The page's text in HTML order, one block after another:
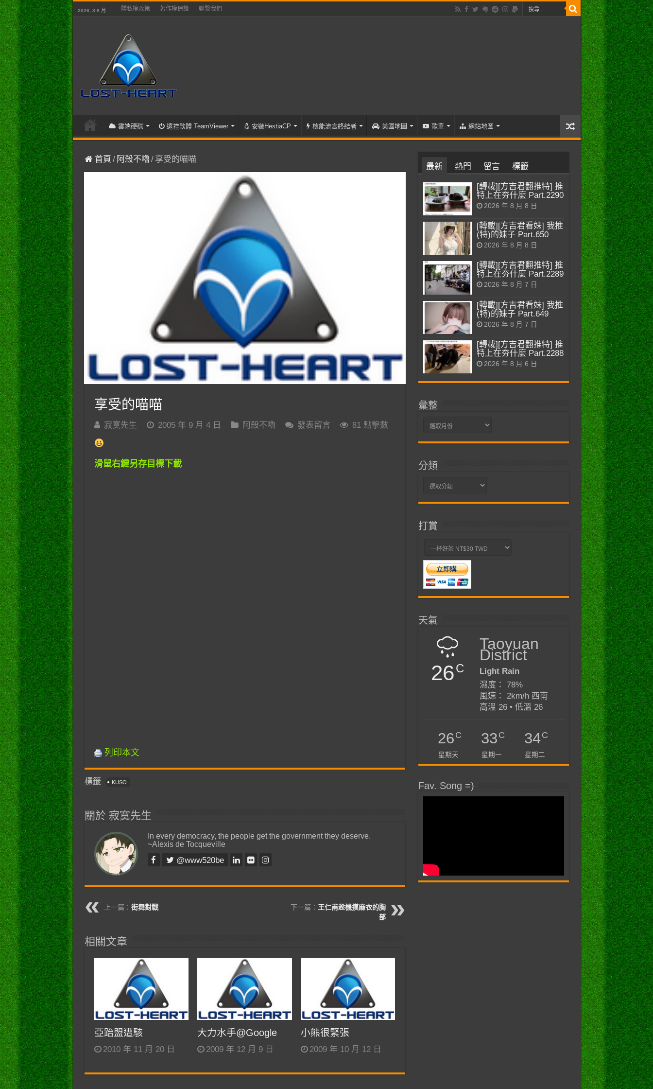
2026, 8 8 月 隱私權政策 著作權保護 聯繫我們
雲端硬碟 遠控軟體 TeamViewer 安裝HestiaCP 核能流言終結者 美國地圖 歌單 網站地圖
首頁 / 阿殺不嚕/ 享受的喵喵
享受的喵喵
寂寞先生 2005 年 9 月 4 日 阿殺不嚕 發表留言 81 點擊數
滑鼠右鍵另存目標下載
列印本文
標籤 KUSO
關於 寂寞先生
In every democracy, the people get the government they deserve.
~Alexis de Tocqueville
@www520be
上一篇： 街舞對戰 下一篇： 王仁甫趁機摸麻衣的胸
部
相關文章
亞跆盟遭駭
2010 年 11 月 20 日
大力水手@Google
2009 年 12 月 9 日
小熊很緊張
2009 年 10 月 12 日
最新 熱門 留言 標籤
[轉載][方吉君翻推特] 推
特上在夯什麼 Part.2290
2026 年 8 月 8 日
[轉載][方吉君看妹] 我推
(特)的妹子 Part.650
2026 年 8 月 8 日
[轉載][方吉君翻推特] 推
特上在夯什麼 Part.2289
2026 年 8 月 7 日
[轉載][方吉君看妹] 我推
(特)的妹子 Part.649
2026 年 8 月 7 日
[轉載][方吉君翻推特] 推
特上在夯什麼 Part.2288
2026 年 8 月 6 日
彙整
彙
分類
分
打賞
天氣
26C
Taoyuan
District
Light Rain
濕度： 78%
風速： 2km/h 西南
高溫 26 • 低溫 26
26C
星期天
33C
星期一
34C
星期二
Fav. Song =)